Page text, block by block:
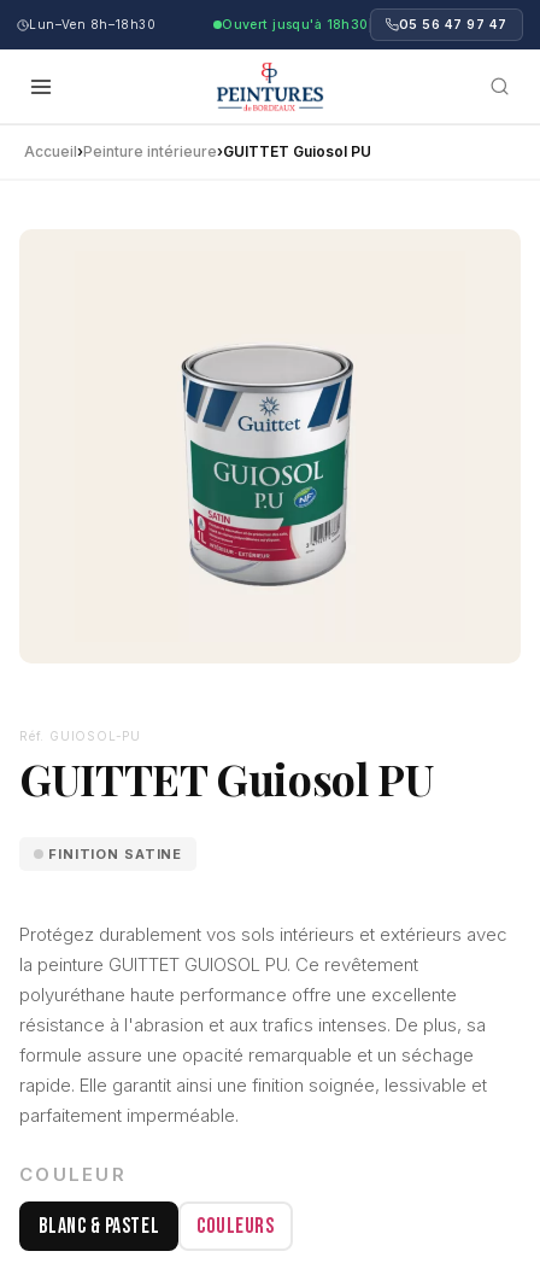
Lun–Ven 8h–18h30 Ouvert jusqu'à 18h30 05 56 47 97 47
Accueil›Peinture intérieure›GUITTET Guiosol PU
Réf. GUIOSOL-PU
GUITTET Guiosol PU
FINITION SATINE
Protégez durablement vos sols intérieurs et extérieurs avec
la peinture GUITTET GUIOSOL PU. Ce revêtement
polyuréthane haute performance offre une excellente
résistance à l'abrasion et aux trafics intenses. De plus, sa
formule assure une opacité remarquable et un séchage
rapide. Elle garantit ainsi une finition soignée, lessivable et
parfaitement imperméable.
COULEUR
Blanc & Pastel Couleurs